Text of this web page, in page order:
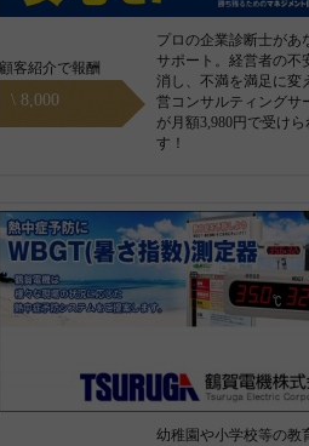
プロの企業診断士があ
サポート。経営者の不
消し、不満を満足に変
営コンサルティングサ
が月額3,980円で受け
す！
\ 8,000
顧客紹介で報酬
幼稚園や小学校等の教